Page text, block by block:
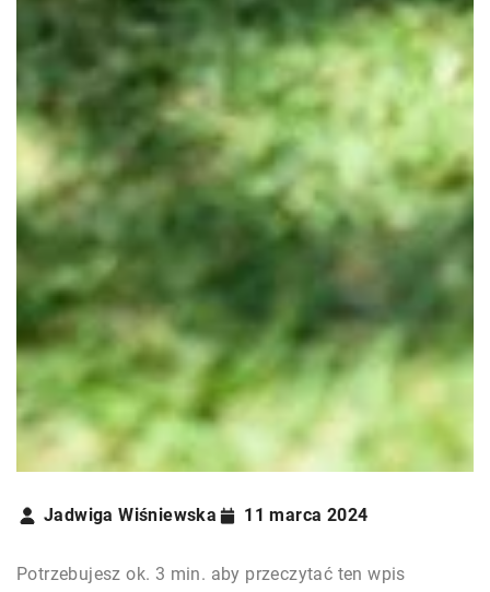
Jadwiga Wiśniewska 11 marca 2024
Potrzebujesz ok. 3 min. aby przeczytać ten wpis